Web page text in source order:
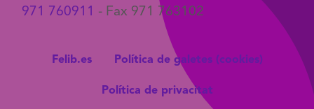
971 760911 - Fax 971 763102
Felib.es Política de galetes (cookies)
Política de privacitat